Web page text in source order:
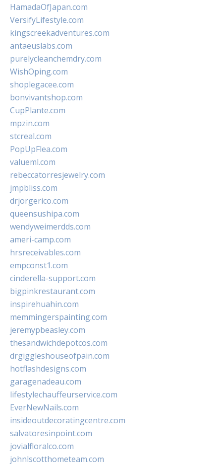
HamadaOfJapan.com
VersifyLifestyle.com
kingscreekadventures.com
antaeuslabs.com
purelycleanchemdry.com
WishOping.com
shoplegacee.com
bonvivantshop.com
CupPlante.com
mpzin.com
stcreal.com
PopUpFlea.com
valueml.com
rebeccatorresjewelry.com
jmpbliss.com
drjorgerico.com
queensushipa.com
wendyweimerdds.com
ameri-camp.com
hrsreceivables.com
empconst1.com
cinderella-support.com
bigpinkrestaurant.com
inspirehuahin.com
memmingerspainting.com
jeremypbeasley.com
thesandwichdepotcos.com
drgiggleshouseofpain.com
hotflashdesigns.com
garagenadeau.com
lifestylechauffeurservice.com
EverNewNails.com
insideoutdecoratingcentre.com
salvatoresinpoint.com
jovialfloralco.com
johnlscotthometeam.com